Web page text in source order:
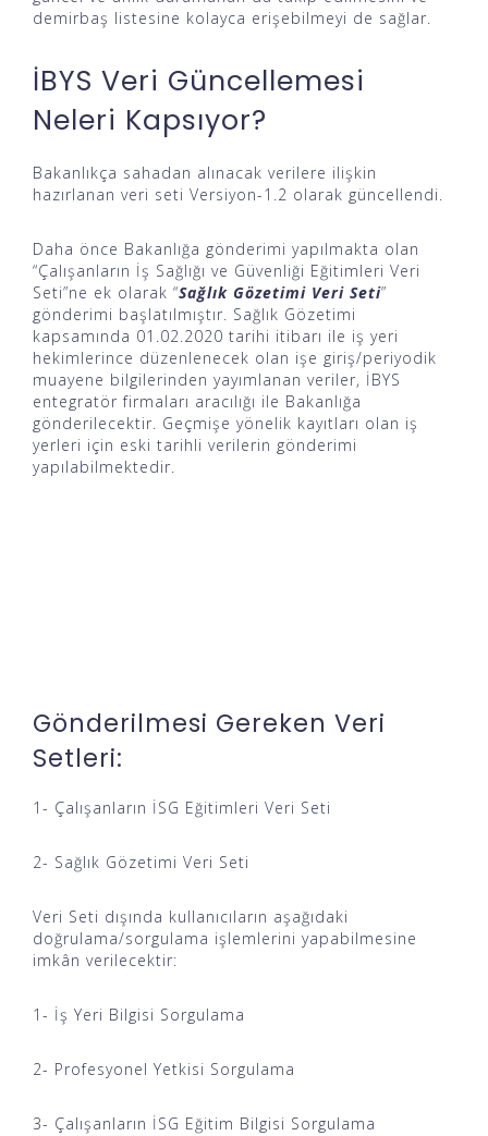
demirbaş listesine kolayca erişebilmeyi de sağlar.
İBYS Veri Güncellemesi
Neleri Kapsıyor?
Bakanlıkça sahadan alınacak verilere ilişkin
hazırlanan veri seti Versiyon-1.2 olarak güncellendi.
Daha önce Bakanlığa gönderimi yapılmakta olan
“Çalışanların İş Sağlığı ve Güvenliği Eğitimleri Veri
Seti”ne ek olarak “Sağlık Gözetimi Veri Seti”
gönderimi başlatılmıştır. Sağlık Gözetimi
kapsamında 01.02.2020 tarihi itibarı ile iş yeri
hekimlerince düzenlenecek olan işe giriş/periyodik
muayene bilgilerinden yayımlanan veriler, İBYS
entegratör firmaları aracılığı ile Bakanlığa
gönderilecektir. Geçmişe yönelik kayıtları olan iş
yerleri için eski tarihli verilerin gönderimi
yapılabilmektedir.
Gönderilmesi Gereken Veri
Setleri:
1- Çalışanların İSG Eğitimleri Veri Seti
2- Sağlık Gözetimi Veri Seti
Veri Seti dışında kullanıcıların aşağıdaki
doğrulama/sorgulama işlemlerini yapabilmesine
imkân verilecektir:
1- İş Yeri Bilgisi Sorgulama
2- Profesyonel Yetkisi Sorgulama
3- Çalışanların İSG Eğitim Bilgisi Sorgulama